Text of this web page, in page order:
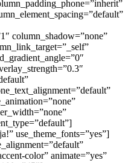
column_shadow=”none”
use_theme_fonts=”yes”]
color” animate=”yes”